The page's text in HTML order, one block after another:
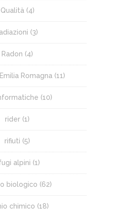
Qualità (4)
(3)
Radon (4)
Romagna (11)
(10)
rider (1)
rifiuti (5)
alpini (1)
biologico (62)
chimico (18)